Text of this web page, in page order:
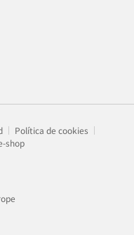
Política de cookies
shop